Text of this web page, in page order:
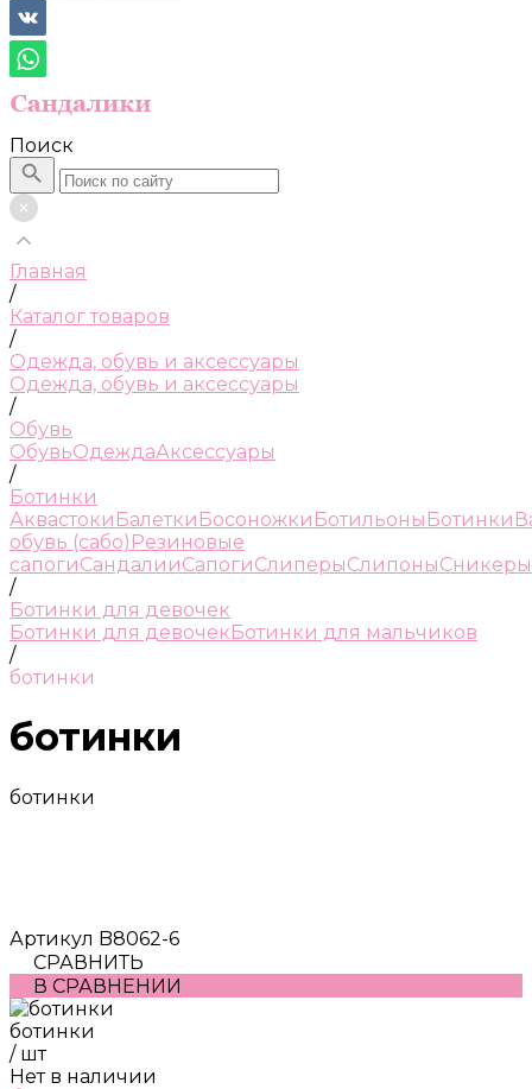
Поиск
Главная
/
Каталог товаров
/
Одежда, обувь и аксессуары
Одежда, обувь и аксессуары
/
Обувь
ОбувьОдеждаАксессуары
/
Ботинки
Аквастоки Балетки Босоножки Ботильоны Ботинки
обувь (сабо) Резиновые
сапогиСандалииСапогиСлиперыСлипоныСникеры
/
Ботинки для девочек
Ботинки для девочекБотинки для мальчиков
/
ботинки
ботинки
ботинки
Артикул B8062-6
СРАВНИТЬ
В СРАВНЕНИИ
ботинки
/ шт
Нет в наличии